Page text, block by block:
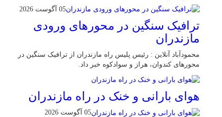
05 آگوست 2026
ترافیک سنگین در محور‌های ورودی
مازندران
محمودآباد آنلاین : رئیس پلیس راه مازندران از ترافیک سنگین در
محور‌های کندوان، هراز و سوادکوه خبر داد.
هوای بارانی و خنک در راه مازندران
05 آگوست 2026